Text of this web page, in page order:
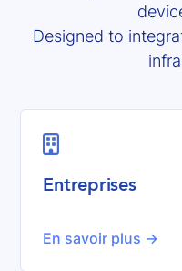
Designed to

Entreprises
En savoir plus ->